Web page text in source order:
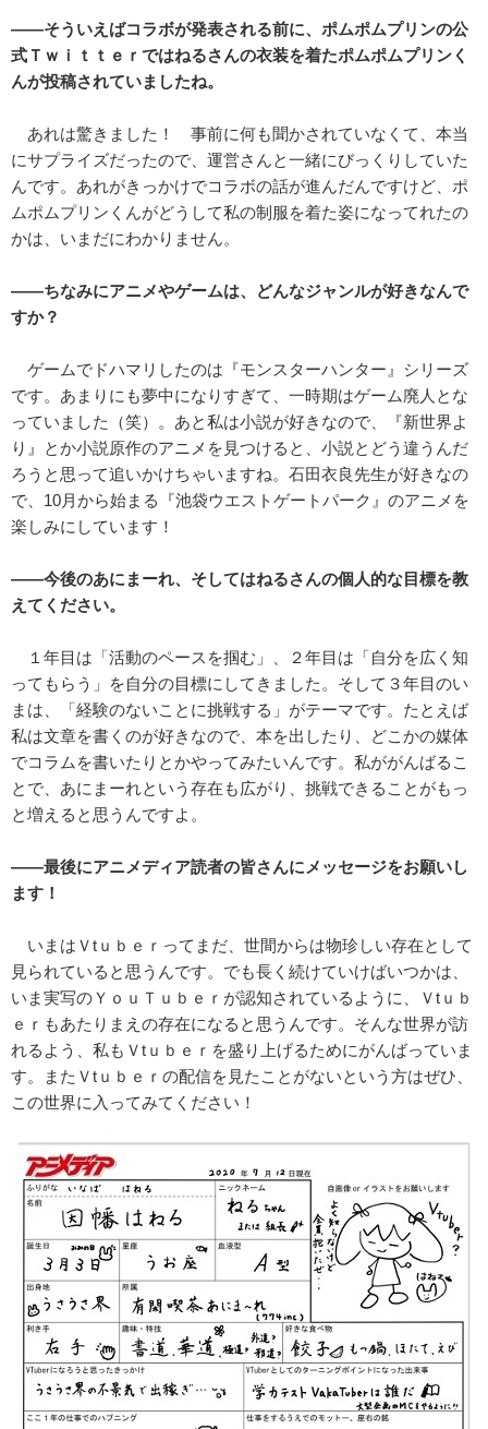
――そういえばコラボが発表される前に、ポムポムプリンの公
式Ｔｗｉｔｔｅｒではねるさんの衣装を着たポムポムプリンく
んが投稿されていましたね。
あれは驚きました！ 事前に何も聞かされていなくて、本当
にサプライズだったので、運営さんと一緒にびっくりしていた
んです。あれがきっかけでコラボの話が進んだんですけど、ポ
ムポムプリンくんがどうして私の制服を着た姿になってれたの
かは、いまだにわかりません。
――ちなみにアニメやゲームは、どんなジャンルが好きなんで
すか？
ゲームでドハマリしたのは『モンスターハンター』シリーズ
です。あまりにも夢中になりすぎて、一時期はゲーム廃人とな
っていました（笑）。あと私は小説が好きなので、『新世界よ
り』とか小説原作のアニメを見つけると、小説とどう違うんだ
ろうと思って追いかけちゃいますね。石田衣良先生が好きなの
で、10月から始まる『池袋ウエストゲートパーク』のアニメを
楽しみにしています！
――今後のあにまーれ、そしてはねるさんの個人的な目標を教
えてください。
１年目は「活動のペースを掴む」、２年目は「自分を広く知
ってもらう」を自分の目標にしてきました。そして３年目のい
まは、「経験のないことに挑戦する」がテーマです。たとえば
私は文章を書くのが好きなので、本を出したり、どこかの媒体
でコラムを書いたりとかやってみたいんです。私ががんばるこ
とで、あにまーれという存在も広がり、挑戦できることがもっ
と増えると思うんですよ。
――最後にアニメディア読者の皆さんにメッセージをお願いし
ます！
いまはＶtｕｂｅｒってまだ、世間からは物珍しい存在として
見られていると思うんです。でも長く続けていけばいつかは、
いま実写のＹｏｕＴｕｂｅｒが認知されているように、Ｖtｕｂ
ｅｒもあたりまえの存在になると思うんです。そんな世界が訪
れるよう、私もＶtｕｂｅｒを盛り上げるためにがんばっていま
す。またＶtｕｂｅｒの配信を見たことがないという方はぜひ、
この世界に入ってみてください！